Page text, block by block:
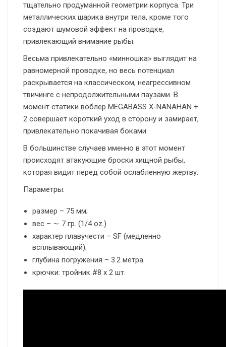
тщательно продуманной геометрии корпуса. Три
металлических шарика внутри тела, кроме того
создают шумовой эффект на проводке,
привлекающий внимание рыбы.
Весьма привлекательно «минношка» выглядит на
равномерной проводке, но весь потенциал
раскрывается на классическом, неагрессивном
твичинге с непродолжительными паузами. В
момент статики воблер MEGABASS X-NANAHAN +
2 совершает короткий уход в сторону и замирает,
привлекательно покачивая боками.
В большинстве случаев именно в этот момент
происходят атакующие броски хищной рыбы,
которая видит перед собой ослабленную жертву.
Параметры:
размер – 75 мм;
вес – ∼ 7 гр. (1/4 oz.)
характер плавучести – SF (медленно
всплывающий);
глубина погружения – 3.2 метра.
крючки: тройник #8 х 2 шт.